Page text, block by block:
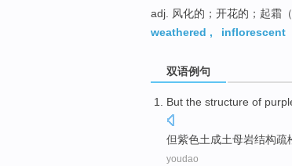
adj. 风化的；开花的；起霜（
weathered , inflorescent
双语例句
But the structure of
但紫色土成土母岩结构疏
youdao